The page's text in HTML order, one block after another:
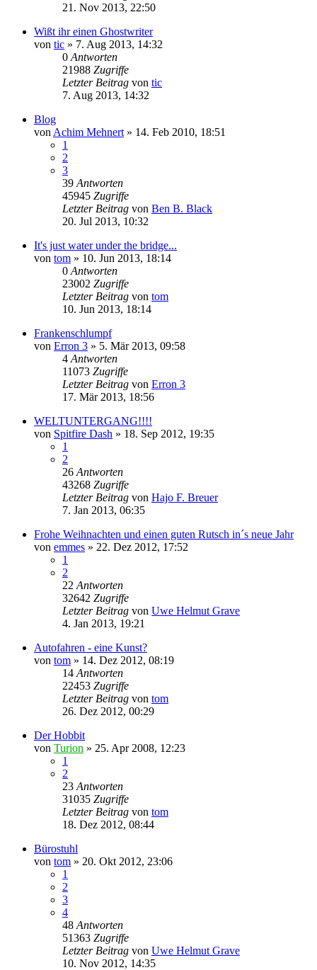
21. Nov 2013, 22:50
Wißt ihr einen Ghostwriter
von tic » 7. Aug 2013, 14:32
0 Antworten
21988 Zugriffe
Letzter Beitrag von tic
7. Aug 2013, 14:32
Blog
von Achim Mehnert » 14. Feb 2010, 18:51
1
2
3
39 Antworten
45945 Zugriffe
Letzter Beitrag von Ben B. Black
20. Jul 2013, 10:32
It's just water under the bridge...
von tom » 10. Jun 2013, 18:14
0 Antworten
23002 Zugriffe
Letzter Beitrag von tom
10. Jun 2013, 18:14
Frankenschlumpf
von Erron 3 » 5. Mär 2013, 09:58
4 Antworten
11073 Zugriffe
Letzter Beitrag von Erron 3
17. Mär 2013, 18:56
WELTUNTERGANG!!!!
von Spitfire Dash » 18. Sep 2012, 19:35
1
2
26 Antworten
43268 Zugriffe
Letzter Beitrag von Hajo F. Breuer
7. Jan 2013, 06:35
Frohe Weihnachten und einen guten Rutsch in´s neue Jahr
von emmes » 22. Dez 2012, 17:52
1
2
22 Antworten
32642 Zugriffe
Letzter Beitrag von Uwe Helmut Grave
4. Jan 2013, 19:21
Autofahren - eine Kunst?
von tom » 14. Dez 2012, 08:19
14 Antworten
22453 Zugriffe
Letzter Beitrag von tom
26. Dez 2012, 00:29
Der Hobbit
von Turion » 25. Apr 2008, 12:23
1
2
23 Antworten
31035 Zugriffe
Letzter Beitrag von tom
18. Dez 2012, 08:44
Bürostuhl
von tom » 20. Okt 2012, 23:06
1
2
3
4
48 Antworten
51363 Zugriffe
Letzter Beitrag von Uwe Helmut Grave
10. Nov 2012, 14:35